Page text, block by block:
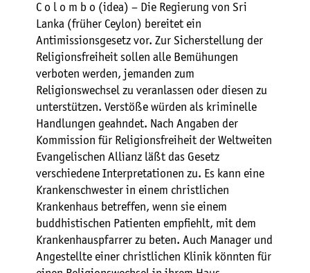
C o l o m b o (idea) – Die Regierung von Sri
Lanka (früher Ceylon) bereitet ein
Antimissionsgesetz vor. Zur Sicherstellung der
Religionsfreiheit sollen alle Bemühungen
verboten werden, jemanden zum
Religionswechsel zu veranlassen oder diesen zu
unterstützen. Verstöße würden als kriminelle
Handlungen geahndet. Nach Angaben der
Kommission für Religionsfreiheit der Weltweiten
Evangelischen Allianz läßt das Gesetz
verschiedene Interpretationen zu. Es kann eine
Krankenschwester in einem christlichen
Krankenhaus betreffen, wenn sie einem
buddhistischen Patienten empfiehlt, mit dem
Krankenhauspfarrer zu beten. Auch Manager und
Angestellte einer christlichen Klinik könnten für